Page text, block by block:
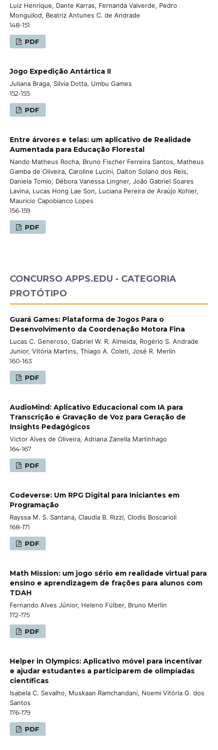
Luiz Henrique, Dante Karras, Fernanda Valverde, Pedro
Monguilod, Beatriz Antunes C. de Andrade
148-151
PDF
Jogo Expedição Antártica II
Juliana Braga, Silvia Dotta, Umbu Games
152-155
PDF
Entre árvores e telas: um aplicativo de Realidade
Aumentada para Educação Florestal
Nando Matheus Rocha, Bruno Fischer Ferreira Santos, Matheus
Gamba de Oliveira, Caroline Lucini, Dalton Solano dos Reis,
Daniela Tomio, Débora Vanessa Lingner, João Gabriel Soares
Lavina, Lucas Hong Lae Son, Luciana Pereira de Araújo Kohler,
Mauricio Capobianco Lopes
156-159
PDF
CONCURSO APPS.EDU - CATEGORIA
PROTÓTIPO
Guará Games: Plataforma de Jogos Para o
Desenvolvimento da Coordenação Motora Fina
Lucas C. Generoso, Gabriel W. R. Almeida, Rogério S. Andrade
Junior, Vitória Martins, Thiago A. Coleti, José R. Merlin
160-163
PDF
AudioMind: Aplicativo Educacional com IA para
Transcrição e Gravação de Voz para Geração de
Insights Pedagógicos
Victor Alves de Oliveira, Adriana Zanella Martinhago
164-167
PDF
Codeverse: Um RPG Digital para Iniciantes em
Programação
Rayssa M. S. Santana, Claudia B. Rizzi, Clodis Boscarioli
168-171
PDF
Math Mission: um jogo sério em realidade virtual para
ensino e aprendizagem de frações para alunos com
TDAH
Fernando Alves Júnior, Heleno Fülber, Bruno Merlin
172-175
PDF
Helper in Olympics: Aplicativo móvel para incentivar
e ajudar estudantes a participarem de olimpíadas
científicas
Isabela C. Sevalho, Muskaan Ramchandani, Noemi Vitória G. dos
Santos
176-179
PDF